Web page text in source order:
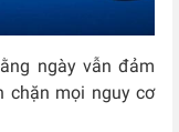
ngày vẫn đảm
chặn mọi nguy cơ